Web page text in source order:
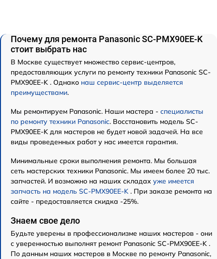
Почему для ремонта Panasonic SC-PMX90EE-K
стоит выбрать нас
В Москве существует множество сервис-центров,
предоставляющих услуги по ремонту техники Panasonic SC-
PMX90EE-K . Однако наш сервис-центр выделяется
преимуществами.
Мы ремонтируем Panasonic. Наши мастера - специалисты
по ремонту техники Panasonic. Восстановить модель SC-
PMX90EE-K для мастеров не будет новой задачей. На все
виды проведенных работ у нас имеется гарантия.
Минимальные сроки выполнения ремонта. Мы большая
сеть мастерских техники Panasonic. Мы имеем более 20 тыс.
запчастей. И возможно на наших складах уже имеется
запчасть на модель SC-PMX90EE-K . При заказе ремонта на
сайте - предоставляется скидка -25%.
Знаем свое дело
Будьте уверены в профессионализме наших мастеров - они
с уверенностью выполнят ремонт Panasonic SC-PMX90EE-K .
По данным наших мастеров в Москве по ремонту Panasonic,